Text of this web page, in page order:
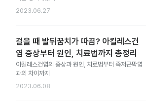
2023.06.27
걸을 때 발뒤꿈치가 따끔? 아킬레스건
염 증상부터 원인, 치료법까지 총정리
아킬레스건염의 증상과 원인, 치료법부터 족저근막염
과의 차이까지
2023.06.08